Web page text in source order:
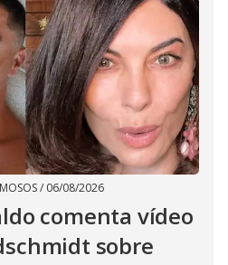
/ 06/08/2026
comenta vídeo
sobre